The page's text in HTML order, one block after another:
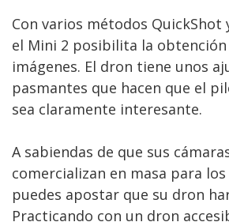
Con varios métodos QuickShot
el Mini 2 posibilita la obtención
imágenes. El dron tiene unos
pasmantes que hacen que el
sea claramente interesante.
A sabiendas de que sus
comercializan en masa para
puedes apostar que su dron
Practicando con un dron